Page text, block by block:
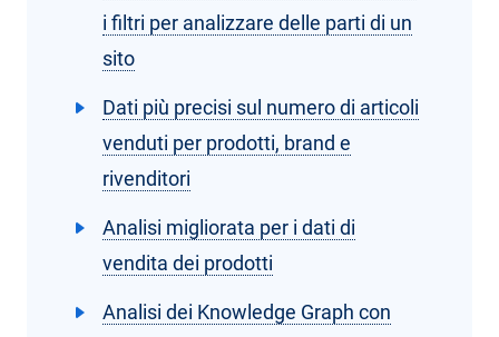
i filtri per analizzare delle parti di un
sito
Dati più precisi sul numero di articoli
venduti per prodotti, brand e
rivenditori
Analisi migliorata per i dati di
vendita dei prodotti
Analisi dei Knowledge Graph con